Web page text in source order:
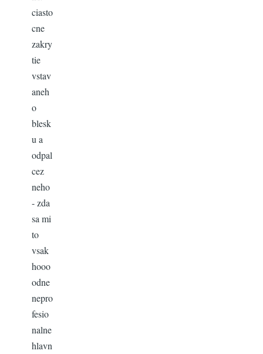
ciasto
cne
zakry
tie
vstav
aneh
o
blesk
u a
odpal
cez
neho
- zda
sa mi
to
vsak
hooo
odne
nepro
fesio
nalne
hlavn